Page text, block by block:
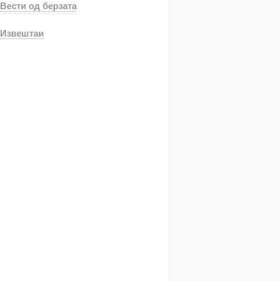
Вести од берзата
Извештаи